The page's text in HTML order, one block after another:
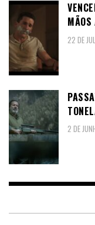
MÃOS
22 DE
2 DE